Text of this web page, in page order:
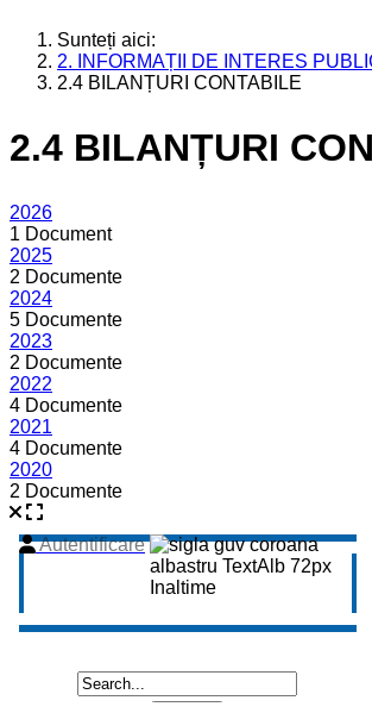
Sunteți aici:
2. INFORMAȚII DE INTERES
2.4 BILANȚURI CONTABILE
2.4 BILANȚURI
2026
1 Document
2025
2 Documente
2024
5 Documente
2023
2 Documente
2022
4 Documente
2021
4 Documente
2020
2 Documente